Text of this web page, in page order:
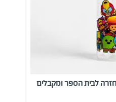
ציוד חזרה לבית הספר ומקבלים